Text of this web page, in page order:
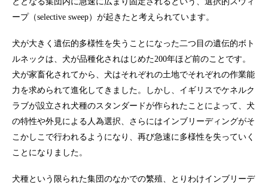
ープ（selective sweep）が起きたと考えられています。
犬が大きく遺伝的多様性を失うことになった二つ目の遺伝的ボト
ルネックは、犬が品種化されはじめた200年ほど前のことです。
犬が家畜化されてから、犬はそれぞれの土地でそれぞれの作業能
力を求められて進化してきました。しかし、イギリスでケネルク
ラブが設立され犬種のスタンダードが作られたことによって、犬
の特性や外見による人為選択、さらにはインブリーディングがそ
こかしこで行われるようになり、再び急速に多様性を失っていく
ことになりました。
犬種という限られた集団のなかでの繁殖、とりわけインブリーデ